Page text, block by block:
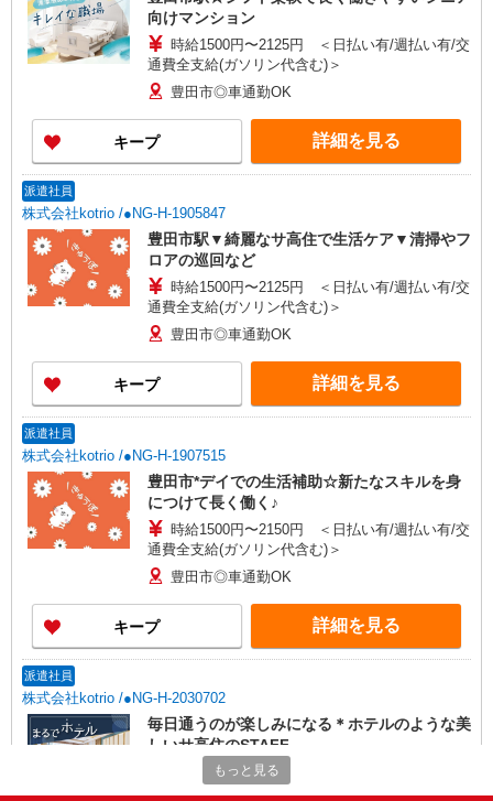
向けマンション
時給1500円〜2125円 ＜日払い有/週払い有/交
通費全支給(ガソリン代含む)＞
豊田市◎車通勤OK
キープ 詳細を見る
派遣社員
株式会社kotrio /●NG-H-1905847
豊田市駅▼綺麗なサ高住で生活ケア▼清掃やフ
ロアの巡回など
時給1500円〜2125円 ＜日払い有/週払い有/交
通費全支給(ガソリン代含む)＞
豊田市◎車通勤OK
キープ 詳細を見る
派遣社員
株式会社kotrio /●NG-H-1907515
豊田市*デイでの生活補助☆新たなスキルを身
につけて長く働く♪
時給1500円〜2150円 ＜日払い有/週払い有/交
通費全支給(ガソリン代含む)＞
豊田市◎車通勤OK
キープ 詳細を見る
派遣社員
株式会社kotrio /●NG-H-2030702
毎日通うのが楽しみになる＊ホテルのような美
しいサ高住のSTAFF
時給1500円〜2125円 ＜日払い有/週払い有/交
通費全支給(ガソリン代含む)＞
もっと見る